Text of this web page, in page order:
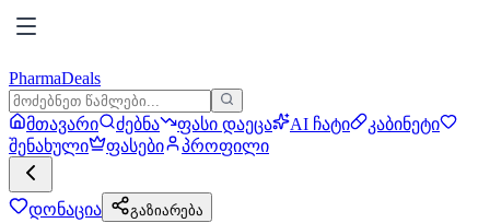
PharmaDeals
მთავარი ძებნა ფასი დაეცა AI ჩატი
კაბინეტი
შენახული
ფასები პროფილი
დონაცია გაზიარება